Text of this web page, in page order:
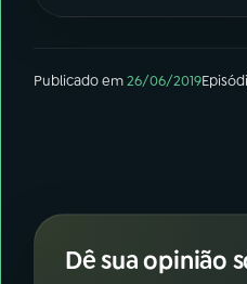
Publicado em26/06/2019
Dê sua opinião